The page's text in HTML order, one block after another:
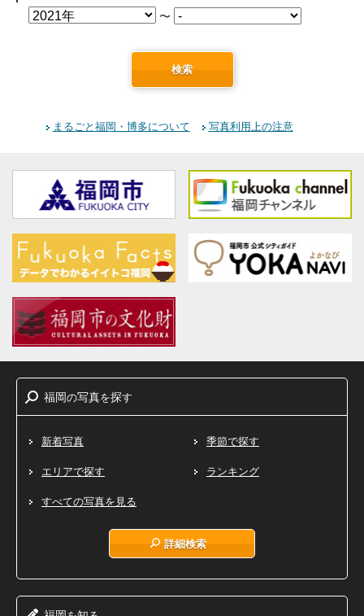
〜
検索
まるごと福岡・博多について 写真利用上の注意
福岡の写真を探す
新着写真 季節で探す
エリアで探す ランキング
すべての写真を見る
詳細検索